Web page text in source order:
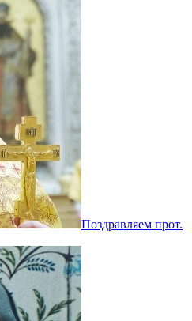
Поздравляем прот.